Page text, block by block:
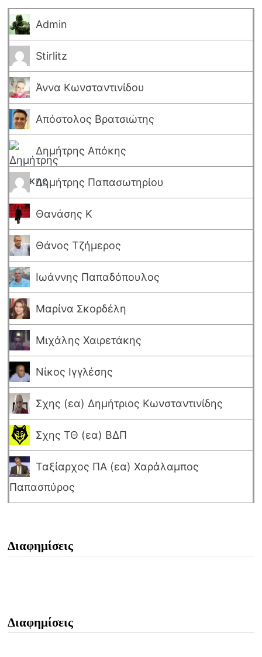
Admin
Stirlitz
Άννα Κωνσταντινίδου
Απόστολος Βρατσιώτης
Δημήτρης Απόκης
Δημήτρης Παπασωτηρίου
Θανάσης Κ
Θάνος Τζήμερος
Ιωάννης Παπαδόπουλος
Μαρίνα Σκορδέλη
Μιχάλης Χαιρετάκης
Νίκος Ιγγλέσης
Σχης (εα) Δημήτριος Κωνσταντινίδης
Σχης ΤΘ (εα) ΒΔΠ
Ταξίαρχος ΠΑ (εα) Χαράλαμπος
Παπασπύρος
Διαφημίσεις
Διαφημίσεις